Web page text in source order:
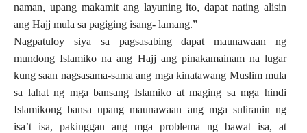
naman, upang makamit ang layuning ito, dapat nating alisin
ang Hajj mula sa pagiging isang- lamang.”
Nagpatuloy siya sa pagsasabing dapat maunawaan ng
mundong Islamiko na ang Hajj ang pinakamainam na lugar
kung saan nagsasama-sama ang mga kinatawang Muslim mula
sa lahat ng mga bansang Islamiko at maging sa mga hindi
Islamikong bansa upang maunawaan ang mga suliranin ng
isa’t isa, pakinggan ang mga problema ng bawat isa, at